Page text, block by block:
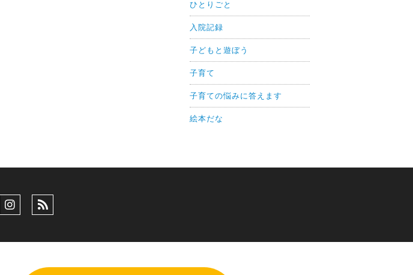
ひとりごと
入院記録
子どもと遊ぼう
子育て
子育ての悩みに答えます
絵本だな